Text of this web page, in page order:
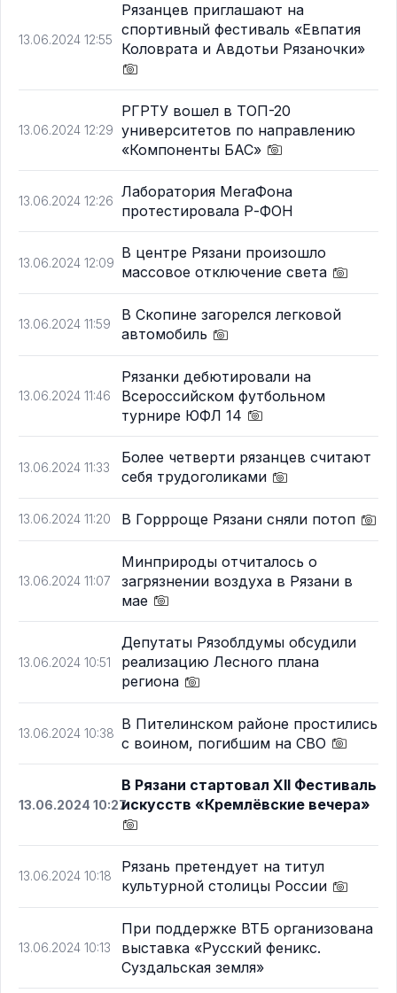
13.06.2024 12:55
Рязанцев приглашают на
спортивный фестиваль «Евпатия
Коловрата и Авдотьи Рязаночки»
13.06.2024 12:29
РГРТУ вошел в ТОП-20
университетов по направлению
«Компоненты БАС»
13.06.2024 12:26
Лаборатория МегаФона
протестировала Р-ФОН
13.06.2024 12:09
В центре Рязани произошло
массовое отключение света
13.06.2024 11:59
В Скопине загорелся легковой
автомобиль
13.06.2024 11:46
Рязанки дебютировали на
Всероссийском футбольном
турнире ЮФЛ 14
13.06.2024 11:33
Более четверти рязанцев считают
себя трудоголиками
13.06.2024 11:20 В Горрроще Рязани сняли потоп
13.06.2024 11:07
Минприроды отчиталось о
загрязнении воздуха в Рязани в
мае
13.06.2024 10:51
Депутаты Рязоблдумы обсудили
реализацию Лесного плана
региона
13.06.2024 10:38
В Пителинском районе простились
с воином, погибшим на СВО
13.06.2024 10:27
В Рязани стартовал XII Фестиваль
искусств «Кремлёвские вечера»
13.06.2024 10:18
Рязань претендует на титул
культурной столицы России
13.06.2024 10:13
При поддержке ВТБ организована
выставка «Русский феникс.
Суздальская земля»